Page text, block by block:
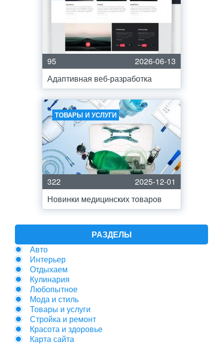
95
2026-06-13
Адаптивная веб-разработка
ТОВАРЫ И УСЛУГИ
322
2025-12-01
Новинки медицинских товаров
РАЗДЕЛЫ
Авто
Интерьер
Отдыхаем
Кулинария
Любопытное
Мода и стиль
Товары и услуги
Стройка и ремонт
Красота и здоровье
Карта сайта